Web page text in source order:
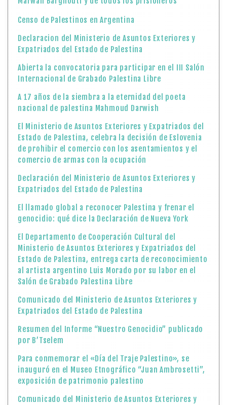
Censo de Palestinos en Argentina
Declaracion del Ministerio de Asuntos Exteriores y
Expatriados del Estado de Palestina
Abierta la convocatoria para participar en el III Salón
Internacional de Grabado Palestina Libre
A 17 años de la siembra a la eternidad del poeta
nacional de palestina Mahmoud Darwish
El Ministerio de Asuntos Exteriores y Expatriados del
Estado de Palestina, celebra la decisión de Eslovenia
de prohibir el comercio con los asentamientos y el
comercio de armas con la ocupación
Declaración del Ministerio de Asuntos Exteriores y
Expatriados del Estado de Palestina
El llamado global a reconocer Palestina y frenar el
genocidio: qué dice la Declaración de Nueva York
El Departamento de Cooperación Cultural del
Ministerio de Asuntos Exteriores y Expatriados del
Estado de Palestina, entrega carta de reconocimiento
al artista argentino Luis Morado por su labor en el
Salón de Grabado Palestina Libre
Comunicado del Ministerio de Asuntos Exteriores y
Expatriados del Estado de Palestina
Resumen del Informe “Nuestro Genocidio” publicado
por B’Tselem
Para conmemorar el «Día del Traje Palestino», se
inauguró en el Museo Etnográfico “Juan Ambrosetti”,
exposición de patrimonio palestino
Comunicado del Ministerio de Asuntos Exteriores y